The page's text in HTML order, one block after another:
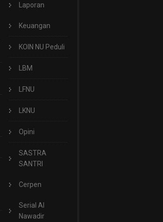
Laporan
Keuangan
KOIN NU Peduli
LBM
LFNU
LKNU
Opini
SASTRA
SANTRI
Cerpen
Serial Al
Nawadir